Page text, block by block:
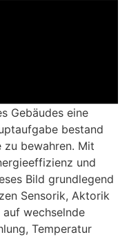
Gebäudes eine
bestand
zu bewahren. Mit
und
Bild grundlegend
Sensorik, Aktorik
wechselnde
Temperatur